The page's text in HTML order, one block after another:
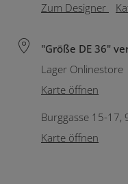
Zum Designer
"Größe DE 36"
Lager Onlinestore
Karte öffnen
Burggasse 15-17,
Karte öffnen